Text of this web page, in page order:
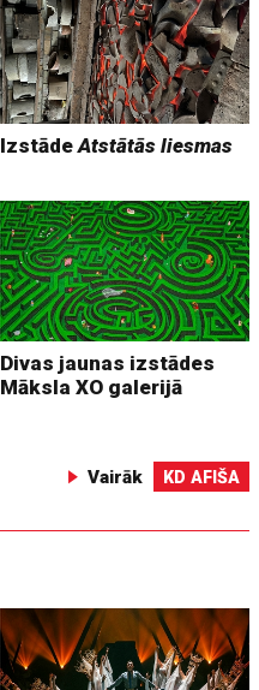
IzstādeAtstātās liesmas
Divas jaunas izstādes
Māksla XO galerijā
Vairāk KD AFIŠA